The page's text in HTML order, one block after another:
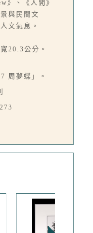
》、《人間》
與民間文
文氣息。
20.3公分。
周夢蝶」。